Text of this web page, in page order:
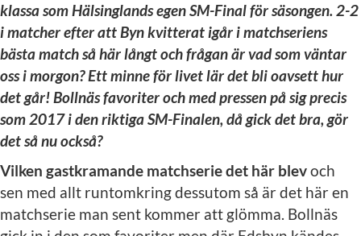
klassa som Hälsinglands egen SM-Final för säsongen. 2-2
i matcher efter att Byn kvitterat igår i matchseriens
bästa match så här långt och frågan är vad som väntar
oss i morgon? Ett minne för livet lär det bli oavsett hur
det går! Bollnäs favoriter och med pressen på sig precis
som 2017 i den riktiga SM-Finalen, då gick det bra, gör
det så nu också?
Vilken gastkramande matchserie det här blevoch
sen med allt runtomkring dessutom så är det här en
matchserie man sent kommer att glömma. Bollnäs